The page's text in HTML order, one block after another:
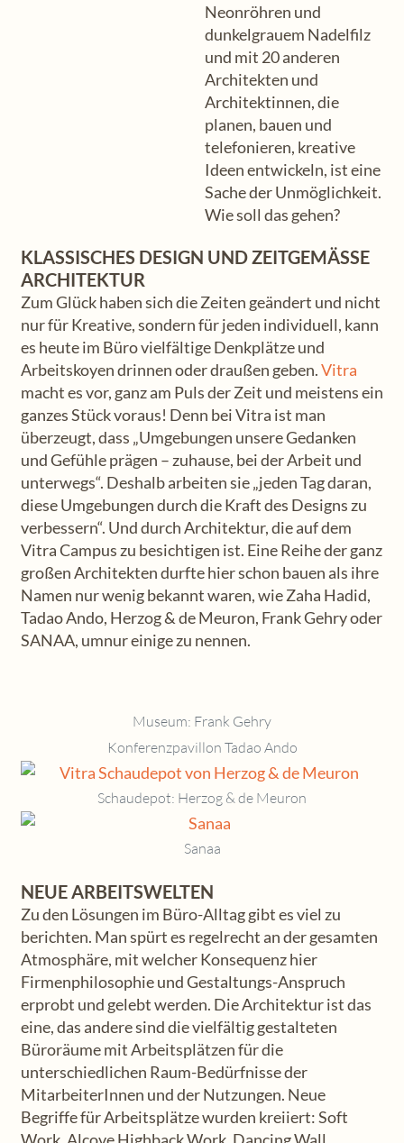
Neonröhren und
dunkelgrauem Nadelfilz
und mit 20 anderen
Architekten und
Architektinnen, die
planen, bauen und
telefonieren, kreative
Ideen entwickeln, ist eine
Sache der Unmöglichkeit.
Wie soll das gehen?
KLASSISCHES DESIGN UND ZEITGEMÄSSE A
RCHITEKTUR
Zum Glück haben sich die Zeiten geändert und nicht
nur für Kreative, sondern für jeden individuell, kann
es heute im Büro vielfältige Denkplätze und
Arbeitskoyen drinnen oder draußen geben.Vitra
macht es vor, ganz am Puls der Zeit und meistens ein
ganzes Stück voraus! Denn bei Vitra ist man
überzeugt, dass „Umgebungen unsere Gedanken
und Gefühle prägen – zuhause, bei der Arbeit und
unterwegs“. Deshalb arbeiten sie „jeden Tag daran,
diese Umgebungen durch die Kraft des Designs zu
verbessern“. Und durch Architektur, die auf dem
Vitra Campus zu besichtigen ist. Eine Reihe der ganz
großen Architekten durfte hier schon bauen als ihre
Namen nur wenig bekannt waren, wie Zaha Hadid,
Tadao Ando, Herzog & de Meuron, Frank Gehry oder
SANAA, umnur einige zu nennen.
Museum: Frank Gehry
Konferenzpavillon Tadao Ando
Schaudepot: Herzog & de Meuron
Sanaa
NEUE ARBEITSWELTEN
Zu den Lösungen im Büro-Alltag gibt es viel zu
berichten. Man spürt es regelrecht an der gesamten
Atmosphäre, mit welcher Konsequenz hier
Firmenphilosophie und Gestaltungs-Anspruch
erprobt und gelebt werden. Die Architektur ist das
eine, das andere sind die vielfältig gestalteten
Büroräume mit Arbeitsplätzen für die
unterschiedlichen Raum-Bedürfnisse der
MitarbeiterInnen und der Nutzungen. Neue
Begriffe für Arbeitsplätze wurden kreiiert: Soft